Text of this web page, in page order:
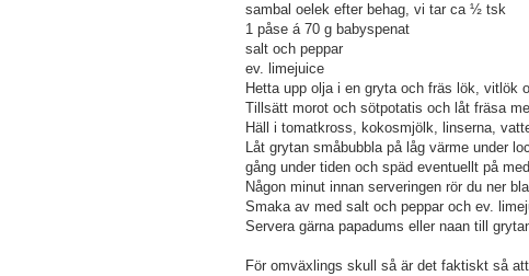
sambal oelek efter behag, vi tar ca ½ tsk
1 påse á 70 g babyspenat
salt och peppar
ev. limejuice
Hetta upp olja i en gryta och fräs lök, vitlök
Tillsätt morot och sötpotatis och låt fräsa
Häll i tomatkross, kokosmjölk, linserna,
Låt grytan småbubbla på låg värme under
gång under tiden och späd eventuellt på
Någon minut innan serveringen rör du ner
Smaka av med salt och peppar och ev.
Servera gärna papadums eller naan till
För omväxlings skull så är det faktiskt så